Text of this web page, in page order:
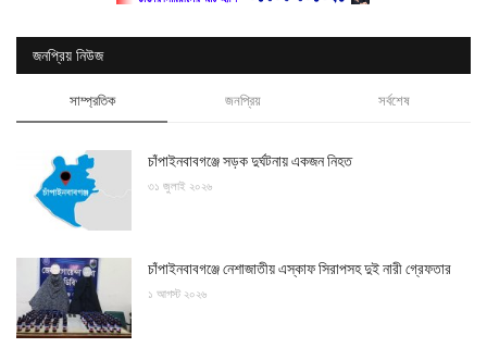
জনপ্রিয় নিউজ
সাম্প্রতিক জনপ্রিয় সর্বশেষ
চাঁপাইনবাবগঞ্জে সড়ক দুর্ঘটনায় একজন নিহত
৩১ জুলাই ২০২৬
চাঁপাইনবাবগঞ্জে নেশাজাতীয় এস্কাফ সিরাপসহ দুই নারী গ্রেফতার
১ আগস্ট ২০২৬